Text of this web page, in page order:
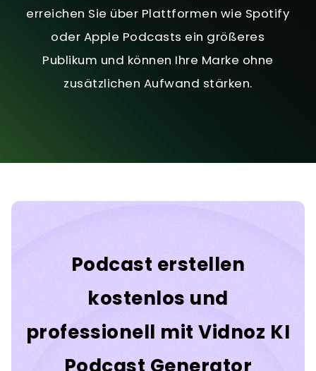
erreichen Sie über Plattformen wie Spotify
oder Apple Podcasts ein größeres
Publikum und können Ihre Marke ohne
zusätzlichen Aufwand stärken.
Podcast erstellen
kostenlos und
professionell mit Vidnoz KI